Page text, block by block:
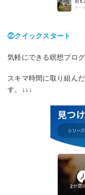
②クイックスタート
気軽にできる瞑想プロ
スキマ時間に取り組ん
す。↓↓↓